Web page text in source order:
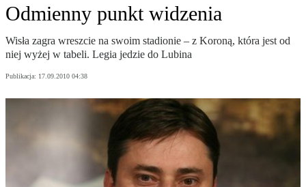
Odmienny punkt widzenia
Wisła zagra wreszcie na swoim stadionie – z Koroną, która jest od
niej wyżej w tabeli. Legia jedzie do Lubina
Publikacja: 17.09.2010 04:38